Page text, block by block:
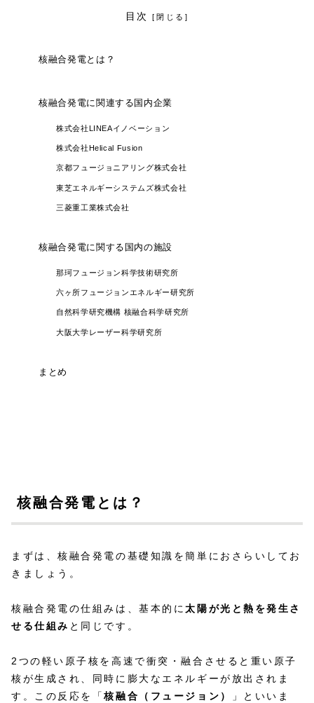
目次
核融合発電とは？
核融合発電に関連する国内企業
株式会社LINEAイノベーション
株式会社Helical Fusion
京都フュージョニアリング株式会社
東芝エネルギーシステムズ株式会社
三菱重工業株式会社
核融合発電に関する国内の施設
那珂フュージョン科学技術研究所
六ヶ所フュージョンエネルギー研究所
自然科学研究機構 核融合科学研究所
大阪大学レーザー科学研究所
まとめ
核融合発電とは？
まずは、核融合発電の基礎知識を簡単におさらいしてお
きましょう。
核融合発電の仕組みは、基本的に太陽が光と熱を発生さ
せる仕組み と同じです。
2つの軽い原子核を高速で衝突・融合させると重い原子
核が生成され、同時に膨大なエネルギーが放出されま
す。この反応を「核融合（フュージョン）
」といいま